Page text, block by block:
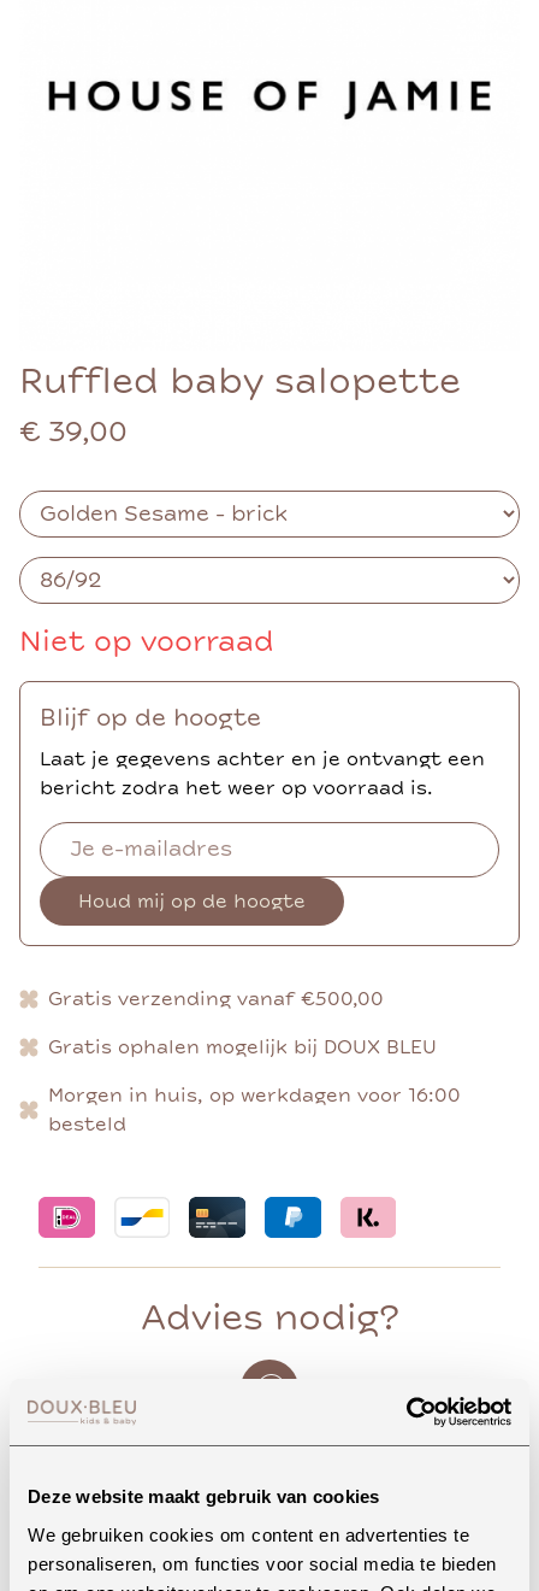
Deze website maakt gebruik van cookies
We gebruiken cookies om content en advertenties te
personaliseren, om functies voor social media te bieden
Ruffled baby salopette
€ 39,00
Niet op voorraad
Blijf op de hoogte
Laat je gegevens achter en je ontvangt een
bericht zodra het weer op voorraad is.
Houd mij op de hoogte
Gratis verzending vanaf €500,00
Gratis ophalen mogelijk bij DOUX BLEU
Morgen in huis, op werkdagen voor 16:00
besteld
Advies nodig?
Whatsapp
Onze winkel in Uden